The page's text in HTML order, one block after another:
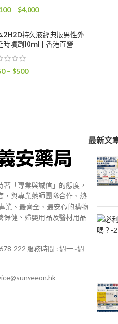
$2,100
– $4,000價
範
圍：
2H2D持久液經典版男性外
時噴劑10ml | 香港直營
– $500價
著「專業與誠信」的態度，
，與專業藥師團隊合作、熱
業、最齊全、最安心的購物
保健、婦嬰用品及醫材用品
222 服務時間 : 週一~週
最新文